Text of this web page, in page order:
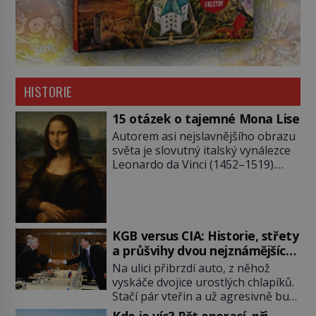
HISTORIE
15 otázek o tajemné Mona Lise
Autorem asi nejslavnějšího obrazu
světa je slovutný italský vynálezce
Leonardo da Vinci (1452–1519).
pověsil Napoleon? Samotný císař
Napoleon Bonaparte (1769–1821)
má pro malbu slabost, a tak si ji
ještě jako první konzul přemístí do
své ložnice v Tuilerisjkém […]
KGB versus CIA: Historie, střety
a průšvihy dvou nejznámějších
tajných služeb historie
Na ulici přibrzdí auto, z něhož
vyskáče dvojice urostlých chlapíků.
Stačí pár vteřin a už agresivně buší
na dveře. O další okamžik později